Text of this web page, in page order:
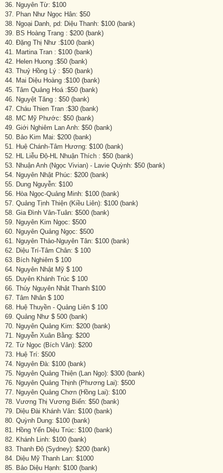
36. Nguyên Từ: $100
37. Phan Như Ngọc Hân: $50
38. Ngoại Danh, pd: Diệu Thanh: $100 (bank)
39. BS Hoàng Trang : $200 (bank)
40. Đặng Thị Như :$100 (bank)
41. Martina Tran : $100 (bank)
42. Helen Huong :$50 (bank)
43. Thuỷ Hồng Lý : $50 (bank)
44. Mai Diệu Hoàng :$100 (bank)
45. Tâm Quảng Hoá :$50 (bank)
46. Nguyệt Tăng : $50 (bank)
47. Cháu Thien Tran :$30 (bank)
48. MC Mỹ Phước: $50 (bank)
49. Giới Nghiêm Lan Anh: $50 (bank)
50. Bảo Kim Mai: $200 (bank)
51. Huệ Chánh-Tâm Hương: $100 (bank)
52. HL Liễu Độ-HL Nhuận Thích : $50 (bank)
53. Nhuận Anh (Ngọc Vivian) - Lavie Quỳnh: $50 (bank)
54. Nguyên Nhật Phúc: $200 (bank)
55. Dung Nguyễn: $100
56. Hòa Ngọc-Quảng Minh: $100 (bank)
57. Quảng Tịnh Thiện (Kiều Liên): $100 (bank)
58. Gia Đình Vân-Tuân: $500 (bank)
59. Nguyên Kim Ngọc: $500
60. Nguyên Quảng Ngọc: $500
61. Nguyên Thảo-Nguyên Tân: $100 (bank)
62. Diệu Trí-Tâm Chân: $ 100
63. Bích Nghiêm $ 100
64. Nguyên Nhật Mỹ $ 100
65. Duyên Khánh Trúc $ 100
66. Thúy Nguyên Nhật Thanh $100
67. Tâm Nhân $ 100
68. Huệ Thuyền - Quảng Liên $ 100
69. Quảng Như $ 500 (bank)
70. Nguyên Quảng Kim: $200 (bank)
71. Nguyễn Xuân Bằng: $200
72. Từ Ngọc (Bích Vân): $200
73. Huệ Trí: $500
74. Nguyên Đà: $100 (bank)
75. Nguyên Quảng Thiện (Lan Ngo): $300 (bank)
76. Nguyên Quảng Thịnh (Phương Lai): $500
77. Nguyên Quảng Chơn (Hồng Lai): $100
78. Vương Thị Vương Biển: $50 (bank)
79. Diệu Đài Khánh Vân: $100 (bank)
80. Quỳnh Dung: $100 (bank)
81. Hồng Yến Diệu Trúc: $100 (bank)
82. Khánh Linh: $100 (bank)
83. Thanh Độ (Sydney): $200 (bank)
84. Diệu Mỹ Thanh Lan: $1000
85. Bảo Diệu Hạnh: $100 (bank)